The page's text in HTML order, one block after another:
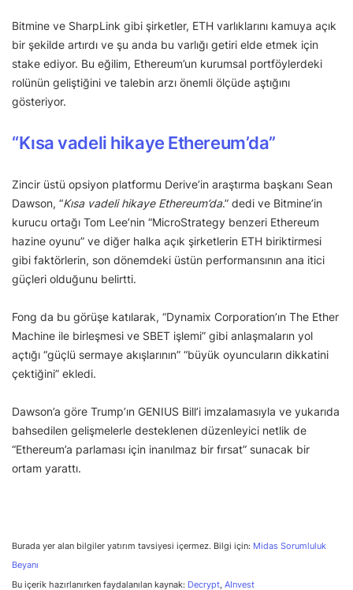
Bitmine ve SharpLink gibi şirketler, ETH varlıklarını kamuya açık
bir şekilde artırdı ve şu anda bu varlığı getiri elde etmek için
stake ediyor. Bu eğilim, Ethereum’un kurumsal portföylerdeki
rolünün geliştiğini ve talebin arzı önemli ölçüde aştığını
gösteriyor.
“Kısa vadeli hikaye Ethereum’da”
Zincir üstü opsiyon platformu Derive’in araştırma başkanı Sean
Dawson, “Kısa vadeli hikaye Ethereum’da.” dedi ve Bitmine’in
kurucu ortağı Tom Lee’nin “MicroStrategy benzeri Ethereum
hazine oyunu” ve diğer halka açık şirketlerin ETH biriktirmesi
gibi faktörlerin, son dönemdeki üstün performansının ana itici
güçleri olduğunu belirtti.
Fong da bu görüşe katılarak, “Dynamix Corporation’ın The Ether
Machine ile birleşmesi ve SBET işlemi” gibi anlaşmaların yol
açtığı “güçlü sermaye akışlarının” “büyük oyuncuların dikkatini
çektiğini” ekledi.
Dawson’a göre Trump’ın GENIUS Bill’i imzalamasıyla ve yukarıda
bahsedilen gelişmelerle desteklenen düzenleyici netlik de
“Ethereum’a parlaması için inanılmaz bir fırsat” sunacak bir
ortam yarattı.
Burada yer alan bilgiler yatırım tavsiyesi içermez. Bilgi için: Midas Sorumluluk
Beyanı
Bu içerik hazırlanırken faydalanılan kaynak: Decrypt, AInvest